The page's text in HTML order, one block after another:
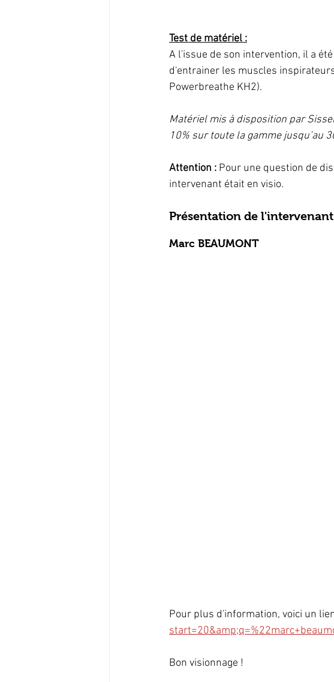
Test de matériel :
A l'issue de son intervention, il a
d'entrainer les muscles
Powerbreathe KH2).
Matériel mis à disposition par
10% sur toute la gamme jusqu’au
Attention : Pour une question de
intervenant était en visio.
Présentation de l'intervenant
Marc BEAUMONT
Pour plus d'information, voici un
Bon visionnage !